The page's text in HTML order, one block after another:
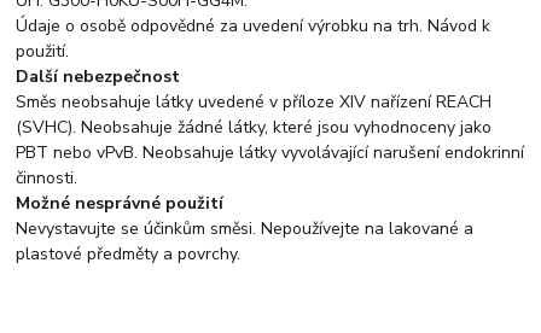
Údaje o osobě odpovědné za uvedení výrobku na trh. Návod k
použití.
Další nebezpečnost
Směs neobsahuje látky uvedené v příloze XIV nařízení REACH
(SVHC). Neobsahuje žádné látky, které jsou vyhodnoceny jako
PBT nebo vPvB. Neobsahuje látky vyvolávající narušení endokrinní
činnosti.
Možné nesprávné použití
Nevystavujte se účinkům směsi. Nepoužívejte na lakované a
plastové předměty a povrchy.